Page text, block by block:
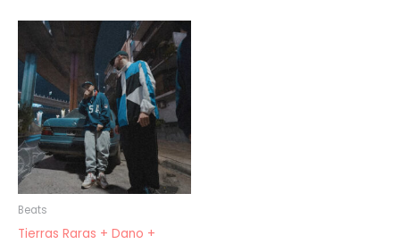
Beats
Tierras Raras + Dano +